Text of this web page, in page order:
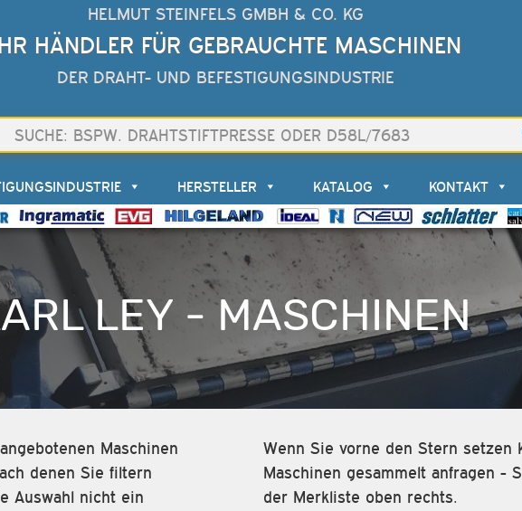
HELMUT STEINFELS GMBH & CO. KG
HÄNDLER FÜR GEBRAUCHTE MASCHINEN
DER DRAHT- UND BEFESTIGUNGSINDUSTRIE
HERSTELLER KATALOG KONTAKT
LEY - MASCHINEN
Maschinen
denen Sie filtern
Auswahl nicht ein
Wenn Sie vorne den Stern
Maschinen gesammelt anfragen -
der Merkliste oben rechts.